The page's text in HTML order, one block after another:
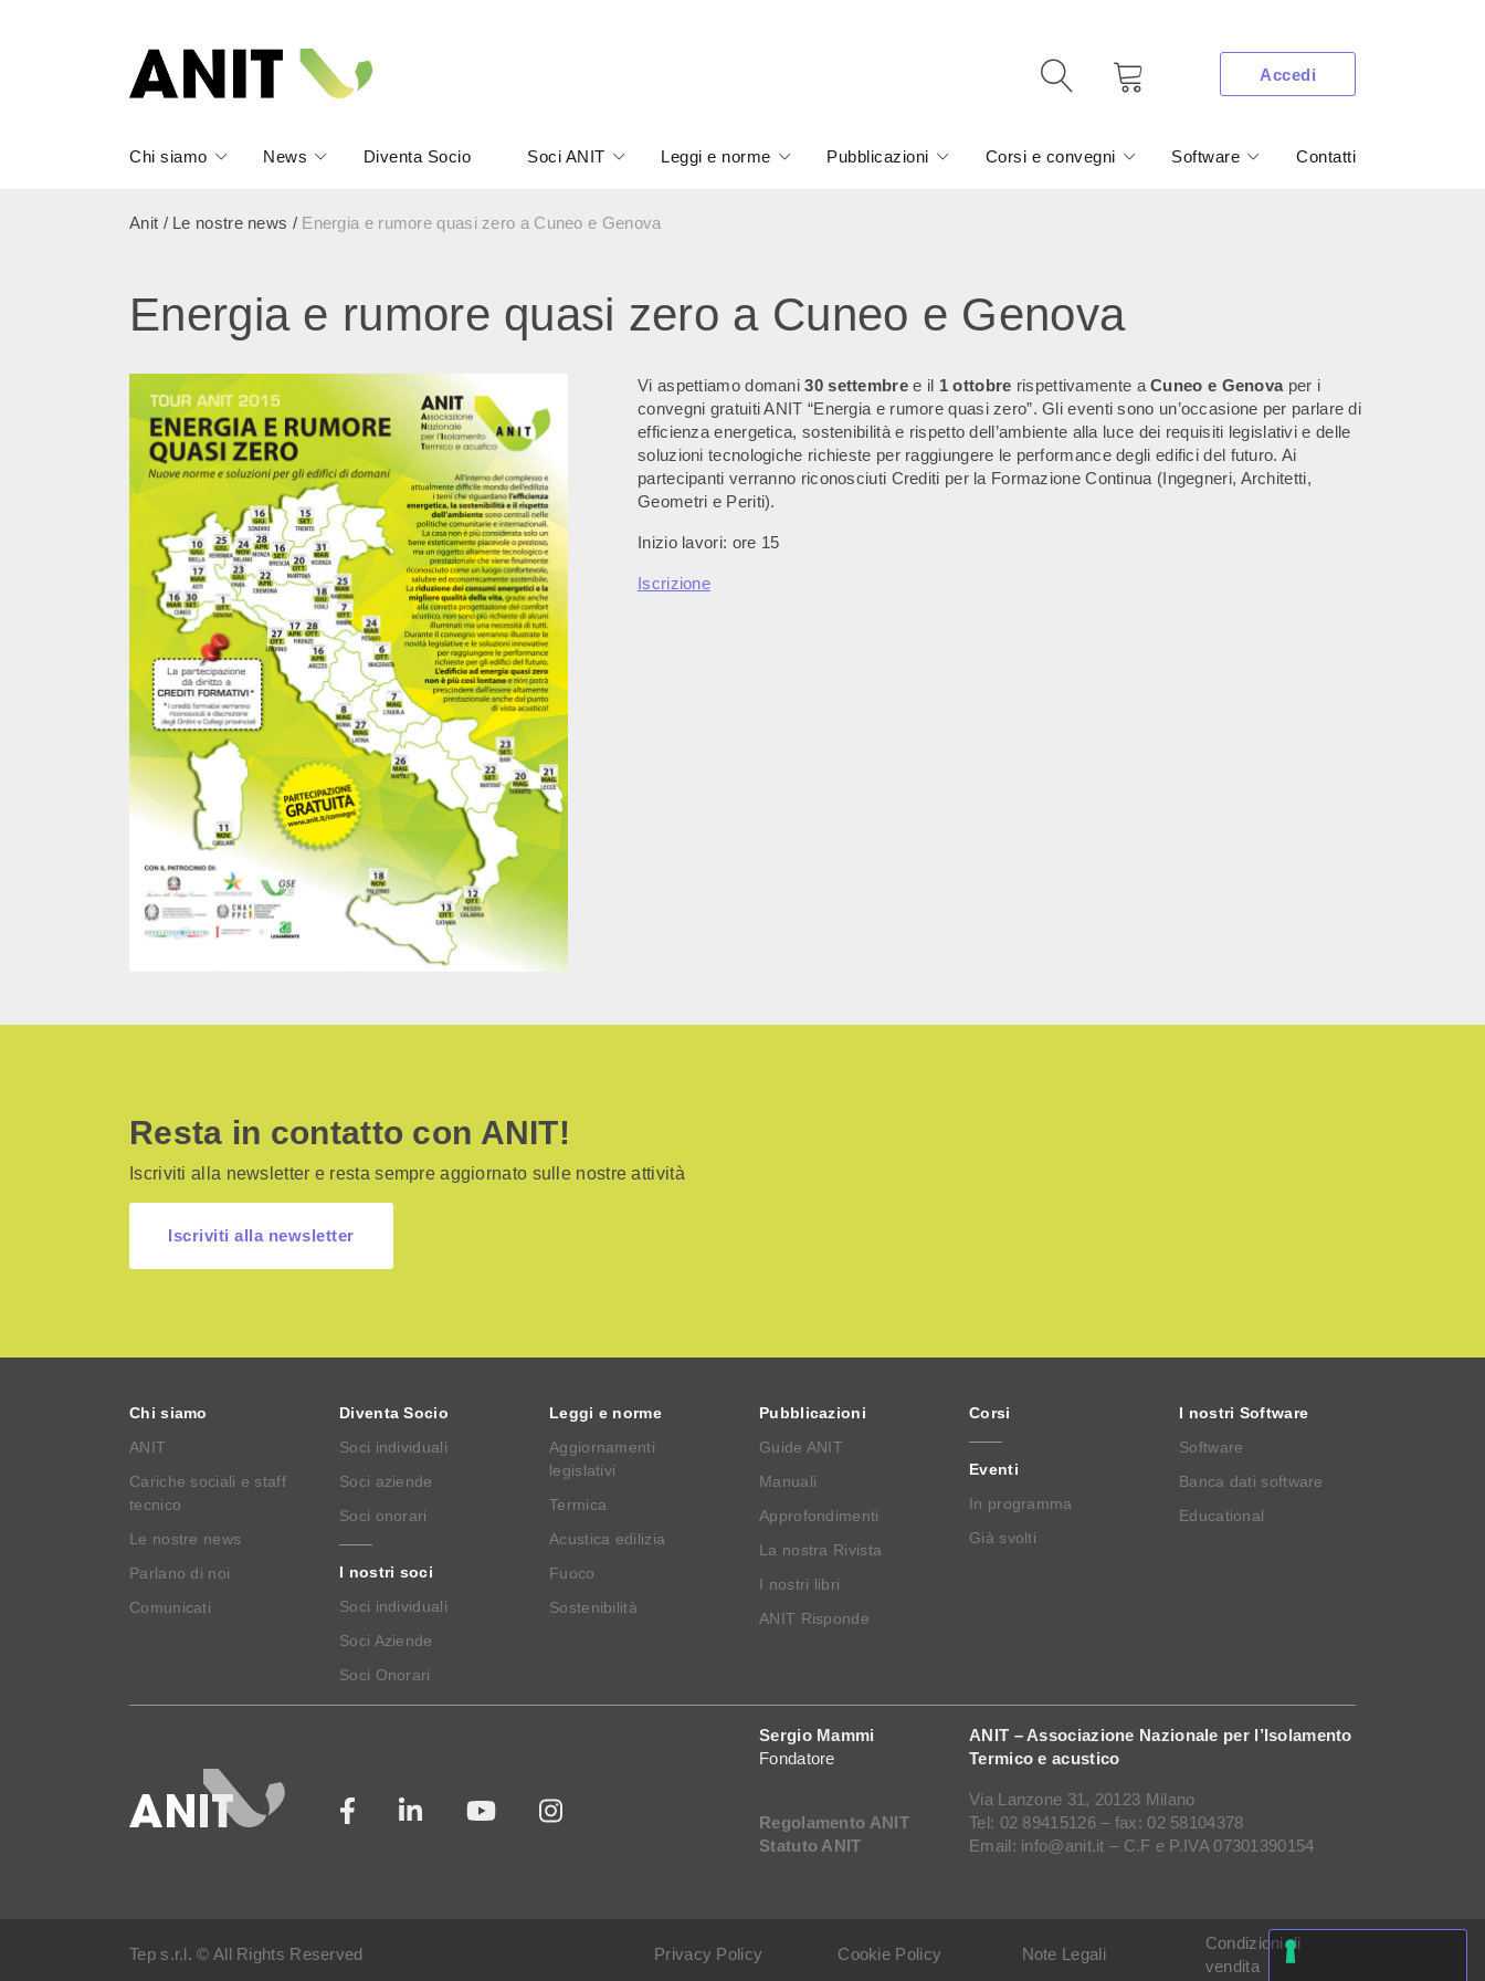
Accedi
Chi siamo News Diventa Socio Soci ANIT Leggi e norme Pubblicazioni Corsi e convegni Software Contatti
Anit / Le nostre news / Energia e rumore quasi zero a Cuneo e Genova
Energia e rumore quasi zero a Cuneo e Genova
Vi aspettiamo domani30 settembree il 1 ottobre rispettivamente aCuneo e Genovaper i
convegni gratuiti ANIT “Energia e rumore quasi zero”. Gli eventi sono un’occasione per parlare di
efficienza energetica, sostenibilità e rispetto dell’ambiente alla luce dei requisiti legislativi e delle
soluzioni tecnologiche richieste per raggiungere le performance degli edifici del futuro. Ai
partecipanti verranno riconosciuti Crediti per la Formazione Continua (Ingegneri, Architetti,
Geometri e Periti).
Inizio lavori: ore 15
Iscrizione
Resta in contatto con ANIT!
Iscriviti alla newsletter e resta sempre aggiornato sulle nostre attività
Iscriviti alla newsletter
Chi siamo
ANIT
Cariche sociali e staff
tecnico
Le nostre news
Parlano di noi
Comunicati
Diventa Socio
Soci individuali
Soci aziende
Soci onorari
I nostri soci
Soci individuali
Soci Aziende
Soci Onorari
Leggi e norme
Aggiornamenti
legislativi
Termica
Acustica edilizia
Fuoco
Sostenibilità
Pubblicazioni
Guide ANIT
Manuali
Approfondimenti
La nostra Rivista
I nostri libri
ANIT Risponde
Corsi
Eventi
In programma
Già svolti
I nostri Software
Software
Banca dati software
Educational
Sergio Mammi
Fondatore
Regolamento ANIT
Statuto ANIT
ANIT – Associazione Nazionale per l’Isolamento
Termico e acustico
Via Lanzone 31, 20123 Milano
Tel: 02 89415126 – fax: 02 58104378
Email: info@anit.it – C.F e P.IVA 07301390154
Tep s.r.l. © All Rights Reserved Privacy Policy Cookie Policy Note Legali
Condizioni di
vendita